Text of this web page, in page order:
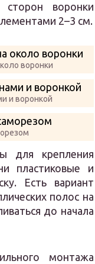
воронки
2–3 см.
воронки
и воронкой
для крепления
пластиковые и
Есть вариант
полос на
до начала
монтажа